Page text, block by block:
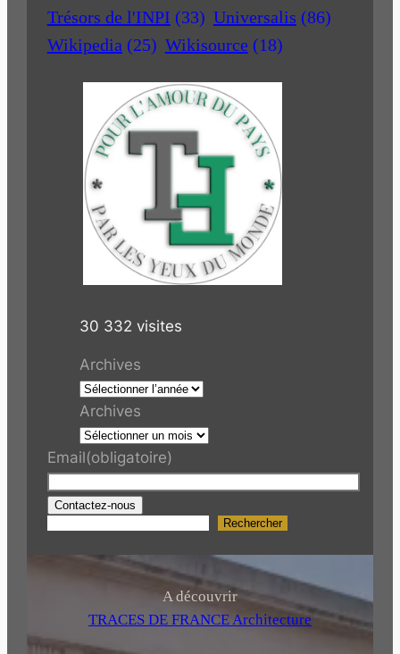
Trésors de l'INPI (33) Universalis (86)
Wikipedia (25) Wikisource (18)
30 332 visites
Archives
Archives
Email(obligatoire)
Contactez-nous
R
r
Rechercher
A découvrir
TRACES DE FRANCE Architecture